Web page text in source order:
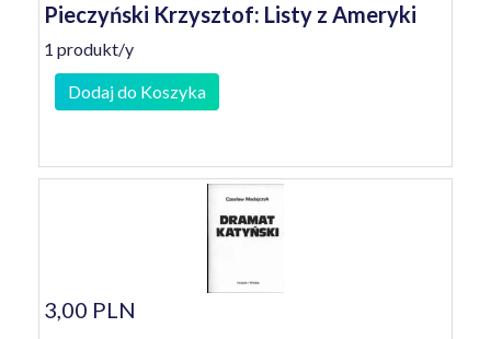
Pieczyński Krzysztof: Listy z Ameryki
1 produkt/y
Dodaj do Koszyka
3,00 PLN